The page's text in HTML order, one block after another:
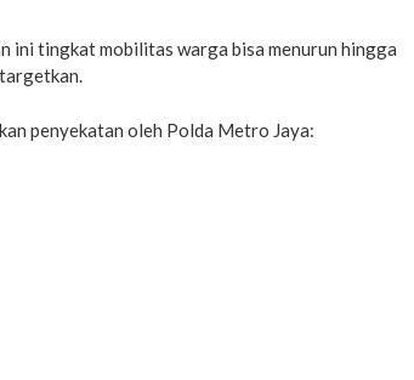
ini tingkat mobilitas warga bisa menurun hingga
penyekatan oleh Polda Metro Jaya: